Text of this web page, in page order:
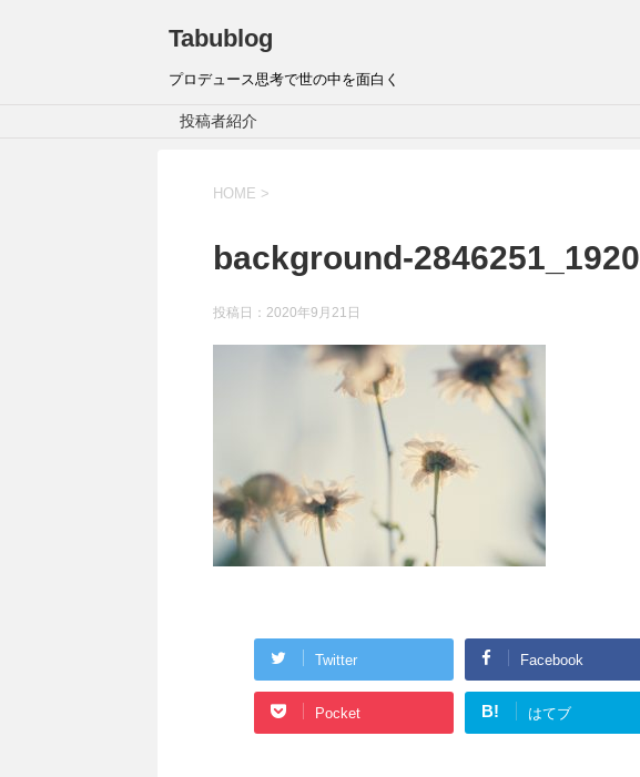
Tabublog
プロデュース思考で世の中を面白く
投稿者紹介
HOME >
background-2846251_1920
投稿日： 2020年9月21日
Twitter Facebook
Pocket B! はてブ